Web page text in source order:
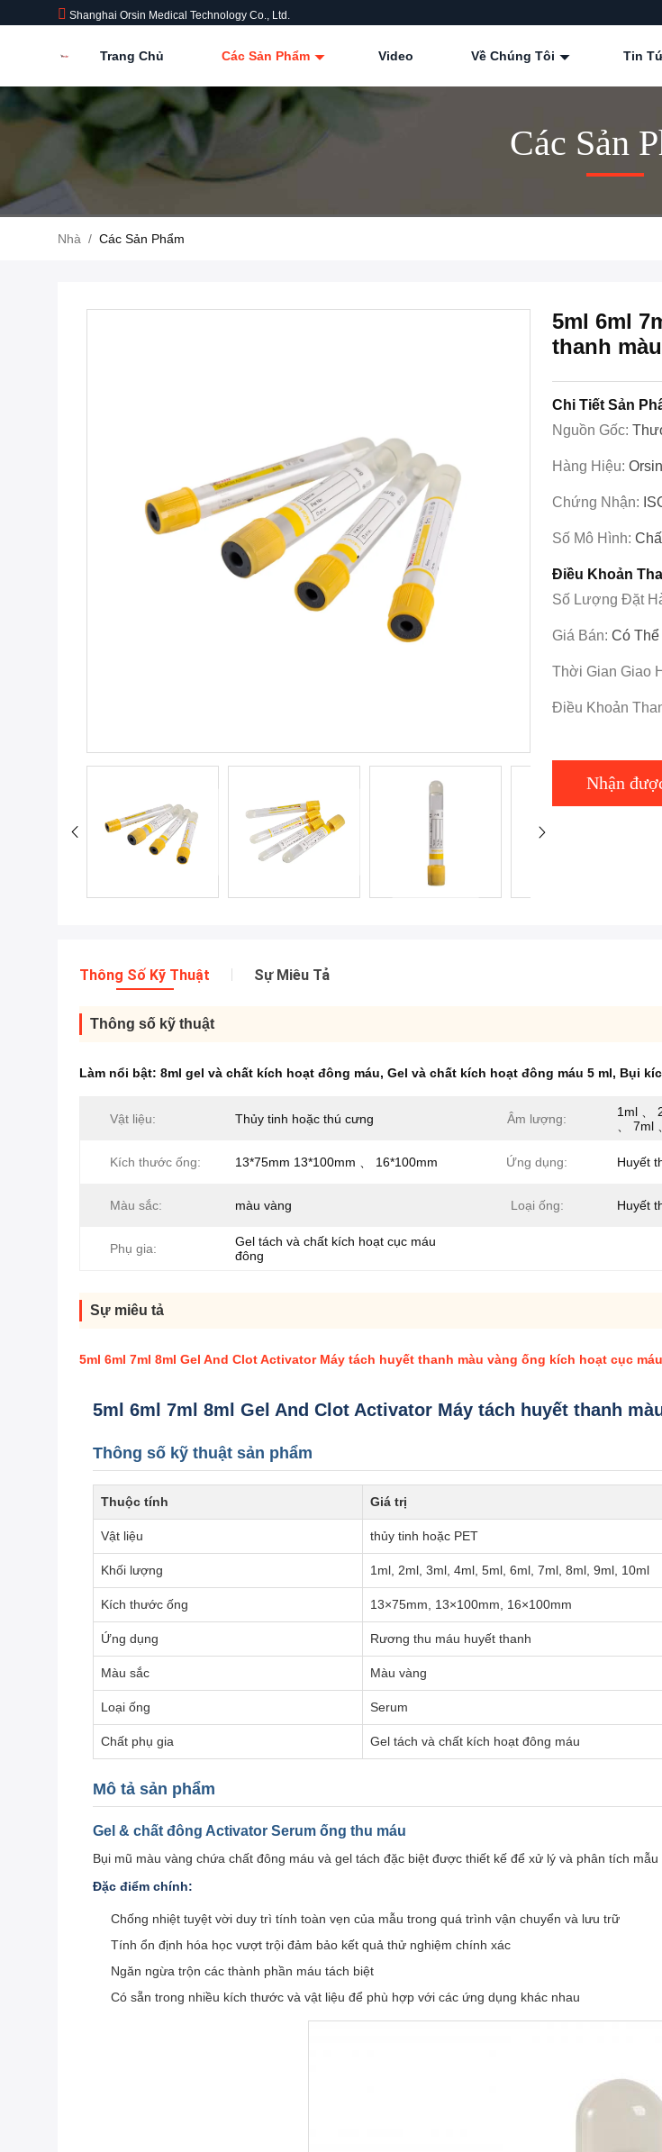
Shanghai Orsin Medical Technology Co., Ltd.
Trang Chủ Các Sản Phẩm Video Về Chúng Tôi Tin
Các Sản
Nhà / Các Sản Phẩm
5ml 6ml
thanh
Chi Tiết Sản
Nguồn Gốc:
Hàng Hiệu: Orsin
Chứng Nhận:
Số Mô Hình:
Điều Khoản
Số Lượng Đặt
Giá Bán: Có
Thời Gian Giao
Điều Khoản
Nhận
Thông Số Kỹ Thuật Sự Miêu Tả
Thông số kỹ thuật
Làm nổi bật: 8ml gel và chất kích hoạt đông máu, Gel và chất kích hoạt đông máu 5 ml, Bụi
Vật liệu: Thủy tinh hoặc thú cưng Âm lượng:
1ml 、
、 7ml
Kích thước ống: 13*75mm 13*100mm 、 16*100mm Ứng dụng: Huyết
Màu sắc: màu vàng Loại ống: Huyết
Phụ gia:
Gel tách và chất kích hoạt cục máu
đông
Sự miêu tả
5ml 6ml 7ml 8ml Gel And Clot Activator Máy tách huyết thanh màu vàng ống kích hoạt cục
5ml 6ml 7ml 8ml Gel And Clot Activator Máy tách huyết thanh
Thông số kỹ thuật sản phẩm
Thuộc tính Giá trị
Vật liệu thủy tinh hoặc PET
Khối lượng 1ml, 2ml, 3ml, 4ml, 5ml, 6ml, 7ml, 8ml, 9ml, 10ml
Kích thước ống 13×75mm, 13×100mm, 16×100mm
Ứng dụng Rương thu máu huyết thanh
Màu sắc Màu vàng
Loại ống Serum
Chất phụ gia Gel tách và chất kích hoạt đông máu
Mô tả sản phẩm
Gel & chất đông Activator Serum ống thu máu
Bụi mũ màu vàng chứa chất đông máu và gel tách đặc biệt được thiết kế để xử lý và phân tích
Đặc điểm chính:
Chống nhiệt tuyệt vời duy trì tính toàn vẹn của mẫu trong quá trình vận chuyển và lưu trữ
Tính ổn định hóa học vượt trội đảm bảo kết quả thử nghiệm chính xác
Ngăn ngừa trộn các thành phần máu tách biệt
Có sẵn trong nhiều kích thước và vật liệu để phù hợp với các ứng dụng khác nhau